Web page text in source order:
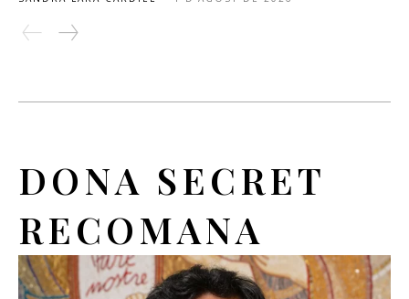
DONA SECRET
RECOMANA